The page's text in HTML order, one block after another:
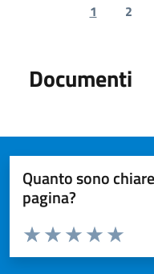
Previous page
1 2
Documenti
Quanto sono
pagina?
Valuta da 1 a 5 stelle la pagina
Valuta
Valuta 4
Valuta 3 stelle
Valuta 2 stelle su 5
Valuta 1 stelle su 5